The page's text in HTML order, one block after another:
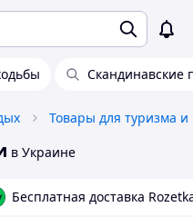
Скандинавские
Товары для туризма
в Украине
Бесплатная доставка